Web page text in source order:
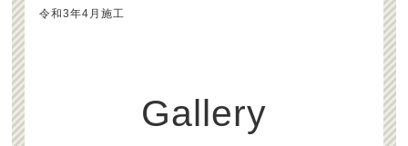
令和3年4月施工
Gallery